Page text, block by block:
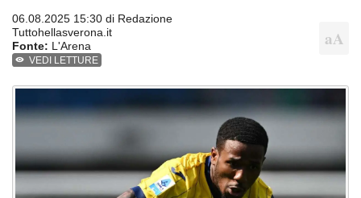
06.08.2025 15:30 di Redazione
Tuttohellasverona.it
Fonte: L'Arena
VEDI LETTURE